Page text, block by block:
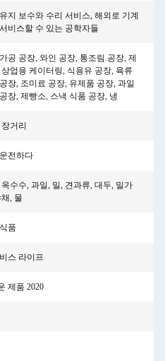
지 보수와 수리 서비스, 해외로 기계
비스할 수 있는 공학자들
공 공장, 와인 공장, 통조림 공장, 제
상업용 케이터링, 식용유 공장, 육류
장, 조미료 공장, 유제품 공장, 과일
장, 제빵소, 스낵 식품 공장, 냉
거리
전하다
옥수수, 과일, 밀, 견과류, 대두, 밀가
, 물
품
스 라이프
제품 2020